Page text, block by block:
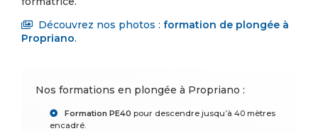
Découvrez nos photos : formation de plongée à
Propriano.
Nos formations en plongée à Propriano :
Formation PE40 pour descendre jusqu’à 40 mètres
encadré.